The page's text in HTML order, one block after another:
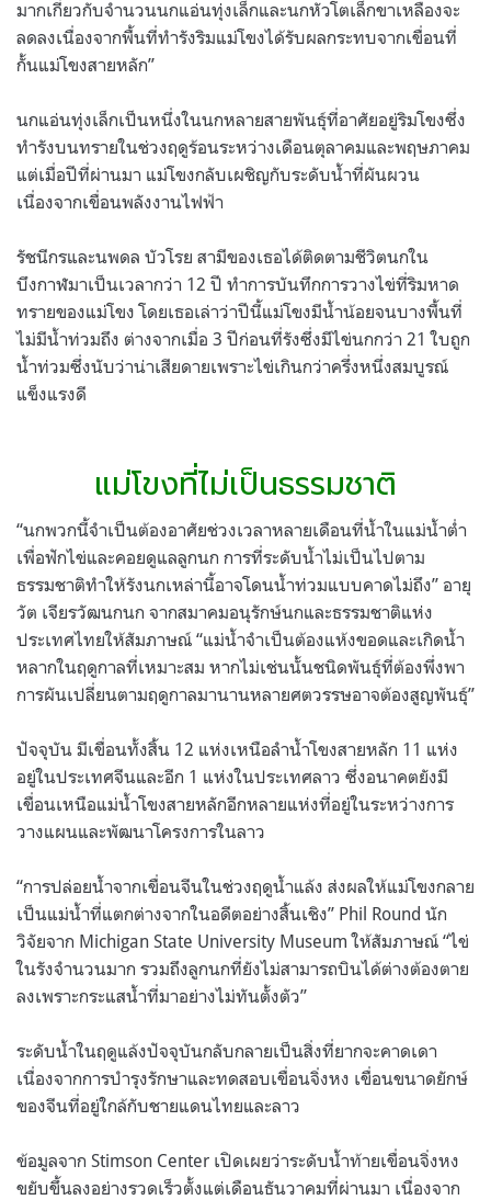
มากเกี่ยวกับจำนวนนกแอ่นทุ่งเล็กและนกหัวโตเล็กขาเหลืองจะ
ลดลงเนื่องจากพื้นที่ทำรังริมแม่โขงได้รับผลกระทบจากเขื่อนที่
กั้นแม่โขงสายหลัก”
นกแอ่นทุ่งเล็กเป็นหนึ่งในนกหลายสายพันธุ์ที่อาศัยอยู่ริมโขงซึ่ง
ทำรังบนทรายในช่วงฤดูร้อนระหว่างเดือนตุลาคมและพฤษภาคม
แต่เมื่อปีที่ผ่านมา แม่โขงกลับเผชิญกับระดับน้ำที่ผันผวน
เนื่องจากเขื่อนพลังงานไฟฟ้า
รัชนีกรและนพดล บัวโรย สามีของเธอได้ติดตามชีวิตนกใน
บึงกาฬมาเป็นเวลากว่า 12 ปี ทำการบันทึกการวางไข่ที่ริมหาด
ทรายของแม่โขง โดยเธอเล่าว่าปีนี้แม่โขงมีน้ำน้อยจนบางพื้นที่
ไม่มีน้ำท่วมถึง ต่างจากเมื่อ 3 ปีก่อนที่รังซึ่งมีไข่นกกว่า 21ใบถูก
น้ำท่วมซึ่งนับว่าน่าเสียดายเพราะไข่เกินกว่าครึ่งหนึ่งสมบูรณ์
แข็งแรงดี
แม่โขงที่ไม่เป็นธรรมชาติ
“นกพวกนี้จำเป็นต้องอาศัยช่วงเวลาหลายเดือนที่น้ำในแม่น้ำต่ำ
เพื่อฟักไข่และคอยดูแลลูกนก การที่ระดับน้ำไม่เป็นไปตาม
ธรรมชาติทำให้รังนกเหล่านี้อาจโดนน้ำท่วมแบบคาดไม่ถึง” อายุ
วัต เจียรวัฒนกนก จากสมาคมอนุรักษ์นกและธรรมชาติแห่ง
ประเทศไทยให้สัมภาษณ์ “แม่น้ำจำเป็นต้องแห้งขอดและเกิดน้ำ
หลากในฤดูกาลที่เหมาะสม หากไม่เช่นนั้นชนิดพันธุ์ที่ต้องพึ่งพา
การผันเปลี่ยนตามฤดูกาลมานานหลายศตวรรษอาจต้องสูญพันธุ์”
ปัจจุบัน มีเขื่อนทั้งสิ้น 12 แห่งเหนือลำน้ำโขงสายหลัก 11 แห่ง
อยู่ในประเทศจีนและอีก 1 แห่งในประเทศลาว ซึ่งอนาคตยังมี
เขื่อนเหนือแม่น้ำโขงสายหลักอีกหลายแห่งที่อยู่ในระหว่างการ
วางแผนและพัฒนาโครงการในลาว
“การปล่อยน้ำจากเขื่อนจีนในช่วงฤดูน้ำแล้ง ส่งผลให้แม่โขงกลาย
เป็นแม่น้ำที่แตกต่างจากในอดีตอย่างสิ้นเชิง” Phil Round นัก
วิจัยจาก Michigan State University Museumให้สัมภาษณ์ “ไข่
ในรังจำนวนมาก รวมถึงลูกนกที่ยังไม่สามารถบินได้ต่างต้องตาย
ลงเพราะกระแสน้ำที่มาอย่างไม่ทันตั้งตัว”
ระดับน้ำในฤดูแล้งปัจจุบันกลับกลายเป็นสิ่งที่ยากจะคาดเดา
เนื่องจากการบำรุงรักษาและทดสอบเขื่อนจิ่งหง เขื่อนขนาดยักษ์
ของจีนที่อยู่ใกล้กับชายแดนไทยและลาว
ข้อมูลจาก Stimson Center เปิดเผยว่าระดับน้ำท้ายเขื่อนจิ่งหง
ขยับขึ้นลงอย่างรวดเร็วตั้งแต่เดือนธันวาคมที่ผ่านมา เนื่องจาก